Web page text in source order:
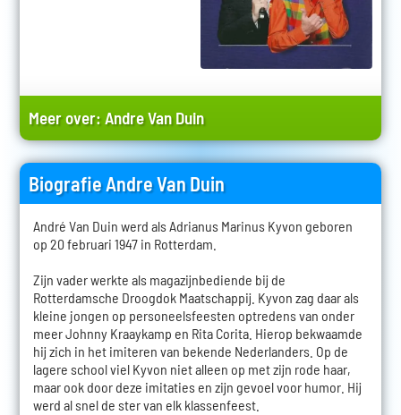
Meer over:Andre Van Duin
Biografie Andre Van Duin
André Van Duin werd als Adrianus Marinus Kyvon geboren
op 20 februari 1947 in Rotterdam.
Zijn vader werkte als magazijnbediende bij de
Rotterdamsche Droogdok Maatschappij. Kyvon zag daar als
kleine jongen op personeelsfeesten optredens van onder
meer Johnny Kraaykamp en Rita Corita. Hierop bekwaamde
hij zich in het imiteren van bekende Nederlanders. Op de
lagere school viel Kyvon niet alleen op met zijn rode haar,
maar ook door deze imitaties en zijn gevoel voor humor. Hij
werd al snel de ster van elk klassenfeest.